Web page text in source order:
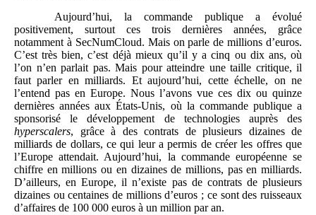
Aujourd’hui, la commande publique a évolué
positivement, surtout ces trois dernières années, grâce
notamment à SecNumCloud. Mais on parle de millions d’euros.
C’est très bien, c’est déjà mieux qu’il y a cinq ou dix ans, où
l’on n’en parlait pas. Mais pour atteindre une taille critique, il
faut parler en milliards. Et aujourd’hui, cette échelle, on ne
l’entend pas en Europe. Nous l’avons vue ces dix ou quinze
dernières années aux États-Unis, où la commande publique a
sponsorisé le développement de technologies auprès des
hyperscalers, grâce à des contrats de plusieurs dizaines de
milliards de dollars, ce qui leur a permis de créer les offres que
l’Europe attendait. Aujourd’hui, la commande européenne se
chiffre en millions ou en dizaines de millions, pas en milliards.
D’ailleurs, en Europe, il n’existe pas de contrats de plusieurs
dizaines ou centaines de millions d’euros ; ce sont des ruisseaux
d’affaires de 100 000 euros à un million par an.